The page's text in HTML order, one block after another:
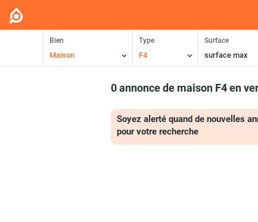
Bien
Maison
Type
F4
Surface
surface max
0 annonce de maison F4 en
Soyez alerté quand de nouvelles
pour votre recherche